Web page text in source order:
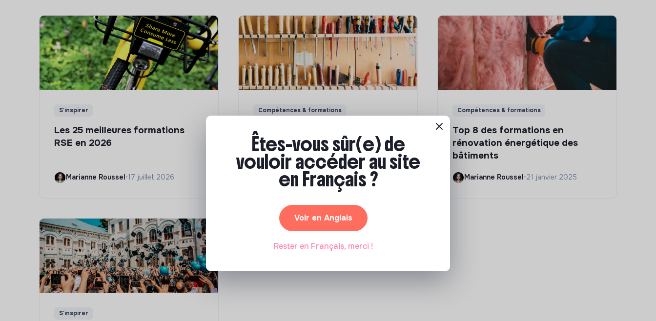
S'inspirer
Les 25 meilleures formations
RSE en 2026
Marianne Roussel•17 juillet 2026
Compétences & formations
Comment se former à la
transition écologique ?
Marianne Roussel•09 janvier 2024
Compétences & formations
Top 8 des formations en
rénovation énergétique des
bâtiments
Marianne Roussel•21 janvier 2025
S'inspirer
Êtes-vous sûr(e) de
vouloir accéder au site
en Français ?
Voir en Anglais
Rester en Français, merci !